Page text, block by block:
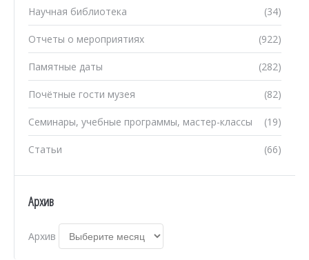
(34)
Научная библиотека
(922)
Отчеты о мероприятиях
(282)
Памятные даты
(82)
Почётные гости музея
(19)
Семинары, учебные программы, мастер-классы
(66)
Статьи
Архив
Архив